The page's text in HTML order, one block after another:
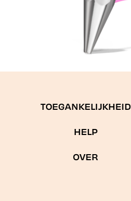
TOEGANKELIJKHEID
HELP
OVER